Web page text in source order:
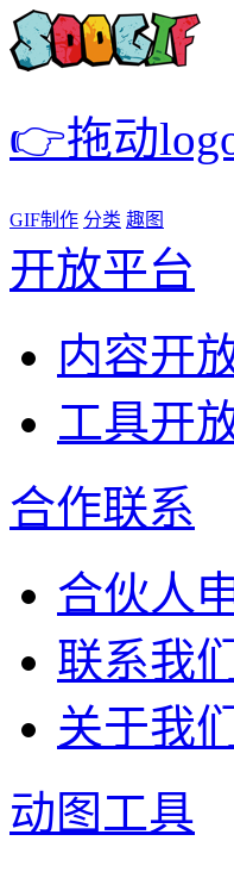
👉拖动
GIF制作 分类 趣图
开放平台
内容开
工具开
合作联系
合伙人
联系我们
关于我们
动图工具